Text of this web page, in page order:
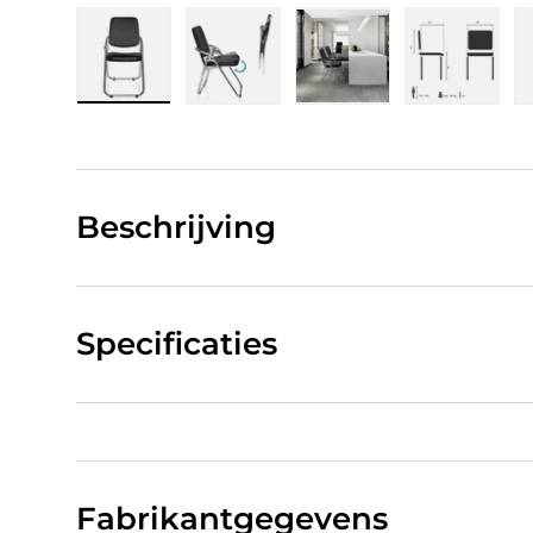
Beschrijving
Specificaties
Fabrikantgegevens